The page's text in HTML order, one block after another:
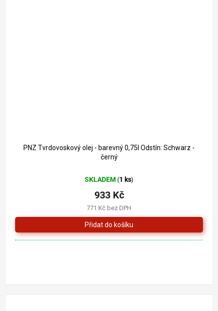
PNZ Tvrdovoskový olej - barevný 0,75l Odstín: Schwarz -
černý
SKLADEM (1 ks)
771 Kč bez DPH
933 Kč